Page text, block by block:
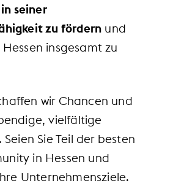
seiner
zu fördern und
insgesamt zu
wir Chancen und
vielfältige
Sie Teil der besten
in Hessen und
Unternehmensziele.